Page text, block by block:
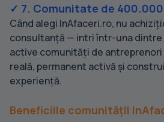
✓ 7. Comunitate de
Când alegi InAfaceri.ro, nu
consultanță — intri într-una dintre
active comunități de antreprenori
reală, permanent activă și
experiență.
Beneficiile comunității